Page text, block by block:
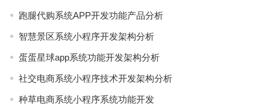
跑腿代购系统APP开发功能产品分析
智慧景区系统小程序开发架构分析
蛋蛋星球app系统功能开发架构分析
社交电商系统小程序技术开发架构分析
种草电商系统小程序系统功能开发